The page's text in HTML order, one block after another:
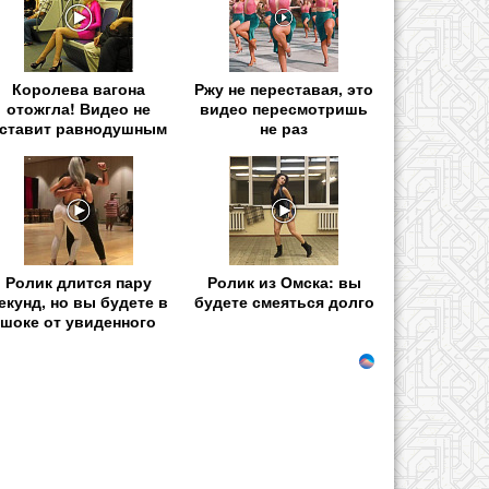
Королева вагона
отожгла! Видео не
равнодушным
Ржу не переставая, это
видео пересмотришь
не раз
Ролик длится пару
но вы будете в
шоке от увиденного
Ролик из Омска: вы
будете смеяться долго